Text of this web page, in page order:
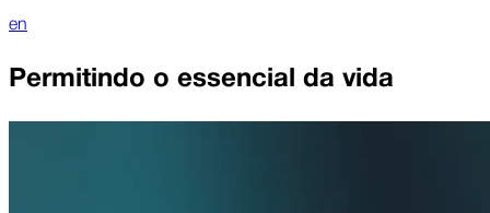
en
Permitindo o essencial da vida